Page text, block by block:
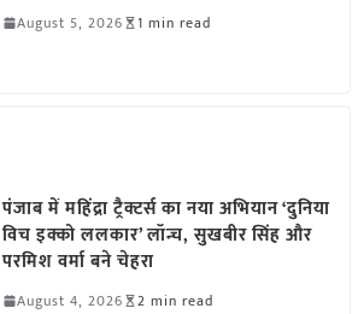
August 5, 2026 1 min read
पंजाब में महिंद्रा ट्रैक्टर्स का नया अभियान ‘दुनिया
विच इक्को ललकार’ लॉन्च, सुखबीर सिंह और
परमिश वर्मा बने चेहरा
August 4, 2026 2 min read